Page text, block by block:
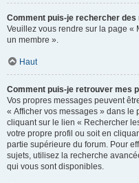
Comment puis-je rechercher des
Veuillez vous rendre sur la page «
un membre ».
Haut
Comment puis-je retrouver mes
Vos propres messages peuvent
« Afficher vos messages » dans le
cliquant sur le lien « Rechercher
votre propre profil ou soit en
partie supérieure du forum. Pour
sujets, utilisez la recherche
qui vous sont disponibles.